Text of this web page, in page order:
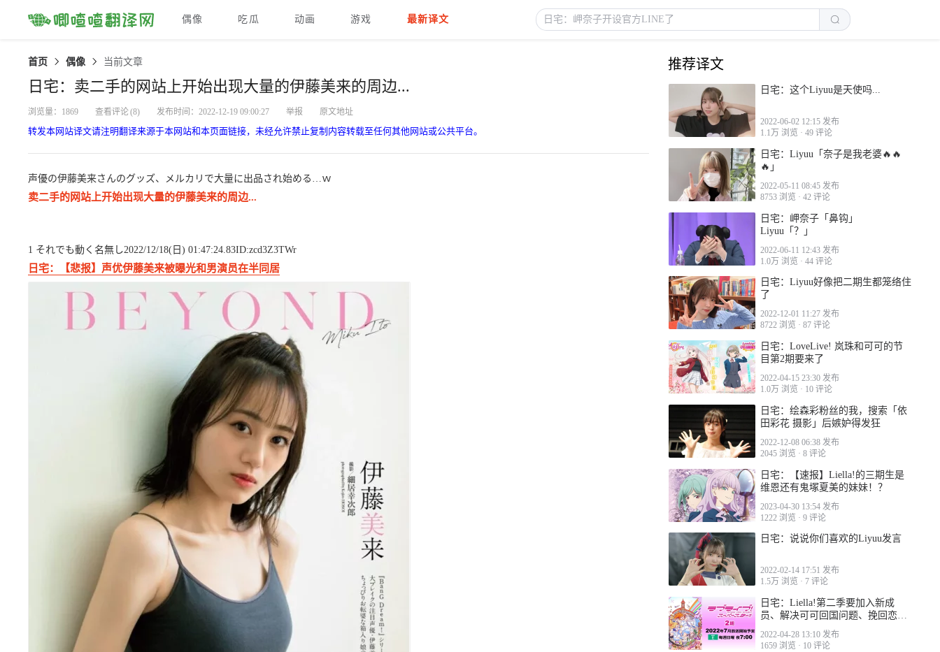
偶像 吃瓜 动画 游戏 最新译文
首页 偶像 当前文章
日宅：卖二手的网站上开始出现大量的伊藤美来的周边...
浏览量：1869 查看评论(8) 发布时间：2022-12-19 09:00:27 举报 原文地址
转发本网站译文请注明翻译来源于本网站和本页面链接，未经允许禁止复制内容转载至任何其他网站或公共平台。
声優の伊藤美来さんのグッズ、メルカリで大量に出品され始める…ｗ
卖二手的网站上开始出现大量的伊藤美来的周边...
1 それでも動く名無し2022/12/18(日) 01:47:24.83ID:zcd3Z3TWr
日宅：【悲报】声优伊藤美来被曝光和男演员在半同居
推荐译文
日宅：这个Liyuu是天使吗...
2022-06-02 12:15 发布
1.1万 浏览 · 49 评论
日宅：Liyuu「奈子是我老婆🔥🔥
🔥」
2022-05-11 08:45 发布
8753 浏览 · 42 评论
日宅：岬奈子「鼻钩」
Liyuu「？」
2022-06-11 12:43 发布
1.0万 浏览 · 44 评论
日宅：Liyuu好像把二期生都笼络住
了
2022-12-01 11:27 发布
8722 浏览 · 87 评论
日宅：LoveLive! 岚珠和可可的节
目第2期要来了
2022-04-15 23:30 发布
1.0万 浏览 · 10 评论
日宅：绘森彩粉丝的我，搜索「依
田彩花 摄影」后嫉妒得发狂
2022-12-08 06:38 发布
2045 浏览 · 8 评论
日宅：【速报】Liella!的三期生是
维恩还有鬼塚夏美的妹妹！？
2023-04-30 13:54 发布
1222 浏览 · 9 评论
日宅：说说你们喜欢的Liyuu发言
2022-02-14 17:51 发布
1.5万 浏览 · 7 评论
日宅：Liella!第二季要加入新成
员、解决可可回国问题、挽回恋的
人气接着就决战？
2022-04-28 13:10 发布
1659 浏览 · 10 评论